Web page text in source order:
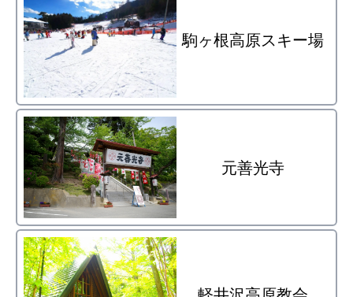
駒ヶ根高原スキー場
元善光寺